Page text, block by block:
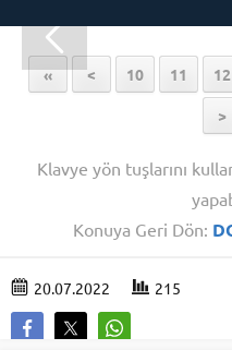
« < 10 11 12
>
Klavye yön tuşlarını
Konuya Geri Dön:
20.07.2022 215